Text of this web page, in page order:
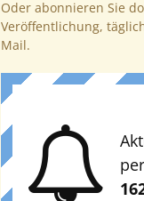
Oder abonnieren Sie
Veröffentlichung,
Mail.